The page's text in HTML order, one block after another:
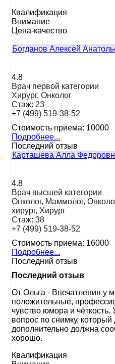
Квалификация
Внимание
Цена-качество
Богданов Алексей
4.8
Врач первой категории
Хирург, Онколог
Стаж: 23
+7 (499) 519-38-52
Стоимость приема: 10000
Подробнее...
Последний отзыв
Карташева Алла
4.8
Врач высшей категории
Онколог, Маммолог,
хирург, Хирург
Стаж: 38
+7 (499) 519-38-52
Стоимость приема: 16000
Подробнее...
Последний отзыв
Последний отзыв
От Ольга - Впечатления у
положительные,
чувство юмора и
вопрос по снимку, который
дополнительно должна
хорошо.
Квалификация